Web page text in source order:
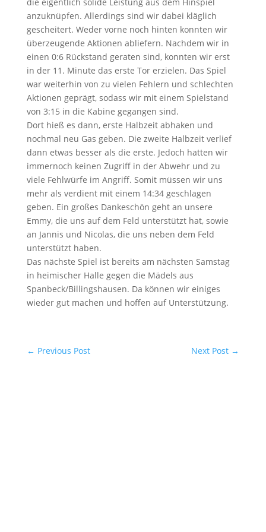
anzuknüpfen. Allerdings sind wir dabei kläglich
gescheitert. Weder vorne noch hinten konnten wir
überzeugende Aktionen abliefern. Nachdem wir in
einen 0:6 Rückstand geraten sind, konnten wir erst
in der 11. Minute das erste Tor erzielen. Das Spiel
war weiterhin von zu vielen Fehlern und schlechten
Aktionen geprägt, sodass wir mit einem Spielstand
von 3:15 in die Kabine gegangen sind.
Dort hieß es dann, erste Halbzeit abhaken und
nochmal neu Gas geben. Die zweite Halbzeit verlief
dann etwas besser als die erste. Jedoch hatten wir
immernoch keinen Zugriff in der Abwehr und zu
viele Fehlwürfe im Angriff. Somit müssen wir uns
mehr als verdient mit einem 14:34 geschlagen
geben. Ein großes Dankeschön geht an unsere
Emmy, die uns auf dem Feld unterstützt hat, sowie
an Jannis und Nicolas, die uns neben dem Feld
unterstützt haben.
Das nächste Spiel ist bereits am nächsten Samstag
in heimischer Halle gegen die Mädels aus
Spanbeck/Billingshausen. Da können wir einiges
wieder gut machen und hoffen auf Unterstützung.
← Previous Post Next Post →